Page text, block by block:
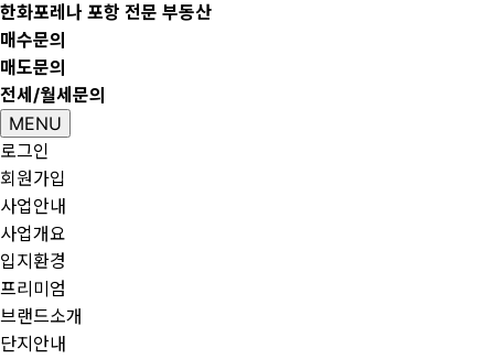
한화포레나 포항 전문 부동산
매수문의
매도문의
전세/월세문의
MENU
로그인
회원가입
사업안내
사업개요
입지환경
프리미엄
브랜드소개
단지안내